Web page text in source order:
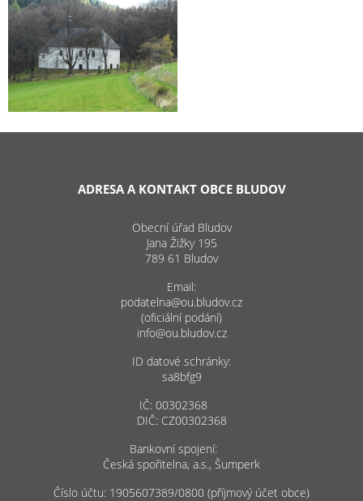
ADRESA A KONTAKT OBCE BLUDOV
Obecní úřad Bludov
Jana Žižky 195
789 61 Bludov
Email:
podatelna@ou.bludov.cz
(oficiální podání)
info@ou.bludov.cz
ID datové schránky:
sa8bfg9
IČ: 00302368
DIČ: CZ00302368
Bankovní spojení:
Česká spořitelna, a.s., Šumperk
Číslo účtu: 1905607389/0800 (příjmový účet obce)